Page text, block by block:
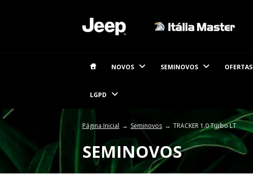
NOVOS SEMINOVOS OFERTAS
LGPD
Página Inicial Seminovos TRACKER 1.0 Turbo LT
SEMINOVOS